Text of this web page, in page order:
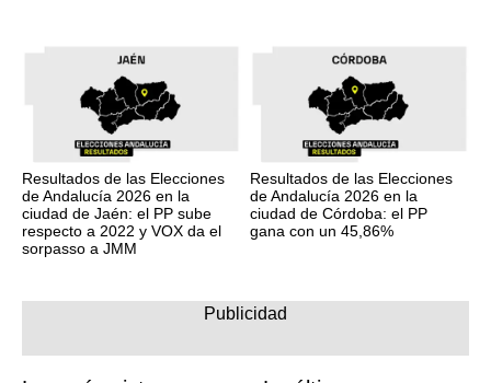
Resultados de las Elecciones
de Andalucía 2026 en la
ciudad de Jaén: el PP sube
respecto a 2022 y VOX da el
sorpasso a JMM
Resultados de las Elecciones
de Andalucía 2026 en la
ciudad de Córdoba: el PP
gana con un 45,86%